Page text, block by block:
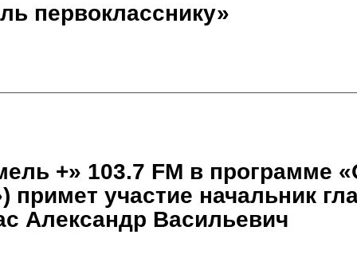
первокласснику»
+» 103.7 FM в программе
примет участие начальник
Александр Васильевич